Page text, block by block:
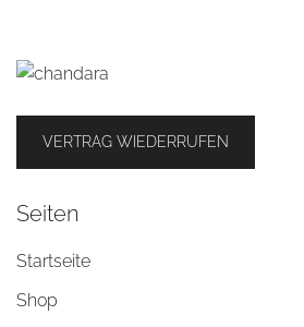
VERTRAG WIEDERRUFEN
Seiten
Startseite
Shop